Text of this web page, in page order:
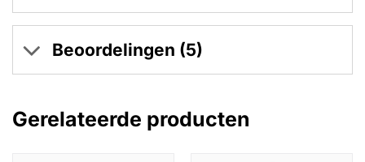
Beoordelingen (5)
Gerelateerde producten